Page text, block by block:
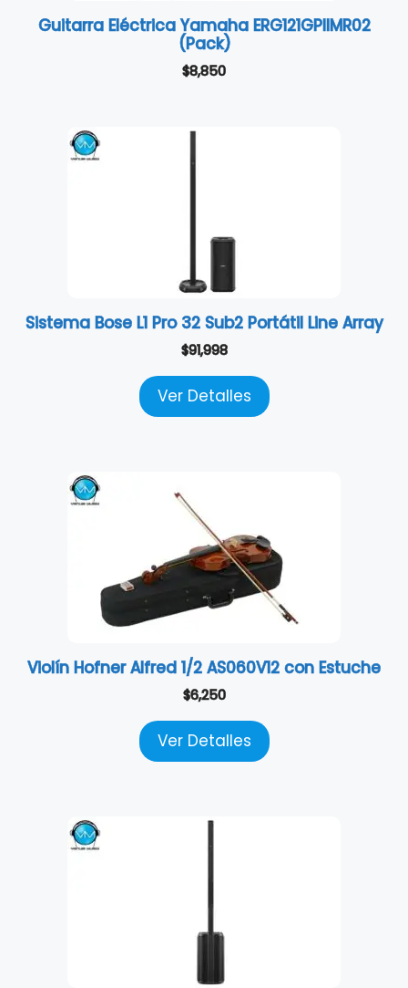
Guitarra Eléctrica Yamaha ERG121GPIIMR02
(Pack)
$8,850
Sistema Bose L1 Pro 32 Sub2 Portátil Line Array
$91,998
Ver Detalles
Violín Hofner Alfred 1/2 AS060V12 con Estuche
$6,250
Ver Detalles